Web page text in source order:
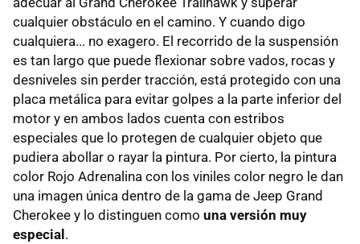
cualquier obstáculo en el camino. Y cuando digo
cualquiera... no exagero. El recorrido de la suspensión
es tan largo que puede flexionar sobre vados, rocas y
desniveles sin perder tracción, está protegido con una
placa metálica para evitar golpes a la parte inferior del
motor y en ambos lados cuenta con estribos
especiales que lo protegen de cualquier objeto que
pudiera abollar o rayar la pintura. Por cierto, la pintura
color Rojo Adrenalina con los viniles color negro le dan
una imagen única dentro de la gama de Jeep Grand
Cherokee y lo distinguen como una versión muy
especial .